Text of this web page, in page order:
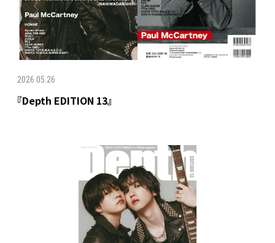
2026.05.26
『Depth EDITION 13』